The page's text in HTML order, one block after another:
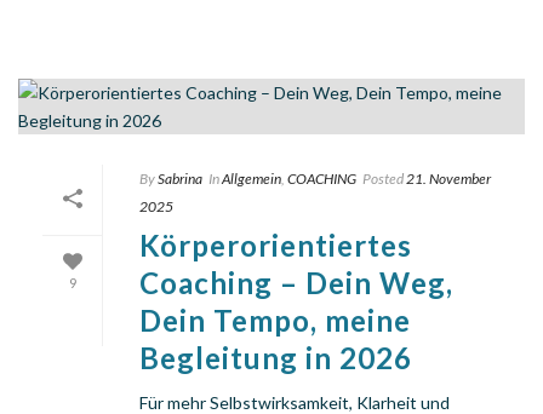
9
BySabrina InAllgemein, COACHING Posted21. November
2025
Körperorientiertes
Coaching – Dein Weg,
Dein Tempo, meine
Begleitung in 2026
Für mehr Selbstwirksamkeit, Klarheit und